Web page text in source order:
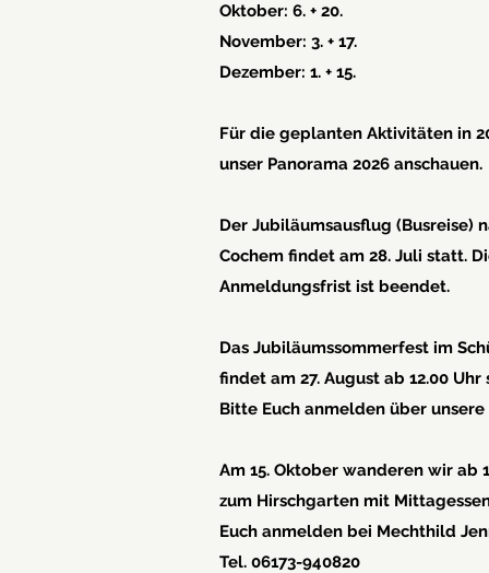
Oktober: 6. + 20.
November: 3. + 17.
Dezember: 1. + 15.
Für die geplanten Aktivitäten in
unser Panorama 2026 anschauen.
Der Jubiläumsausflug (Busreise)
Cochem findet am 28. Juli statt.
Anmeldungsfrist ist beendet.
Das Jubiläumssommerfest im
findet am 27. August ab 12.00 Uhr
Bitte Euch anmelden über
Am 15. Oktober wanderen wir ab
zum Hirschgarten mit
Euch anmelden bei Mechthild
Tel. 06173-940820